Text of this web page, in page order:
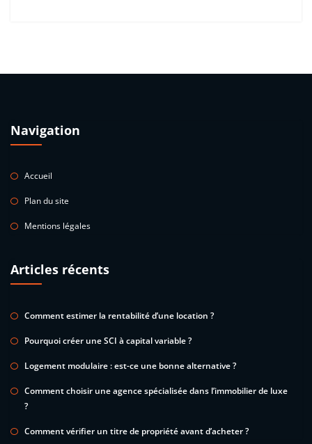
Navigation
Accueil
Plan du site
Mentions légales
Articles récents
Comment estimer la rentabilité d’une location ?
Pourquoi créer une SCI à capital variable ?
Logement modulaire : est-ce une bonne alternative ?
Comment choisir une agence spécialisée dans l’immobilier de luxe
?
Comment vérifier un titre de propriété avant d’acheter ?